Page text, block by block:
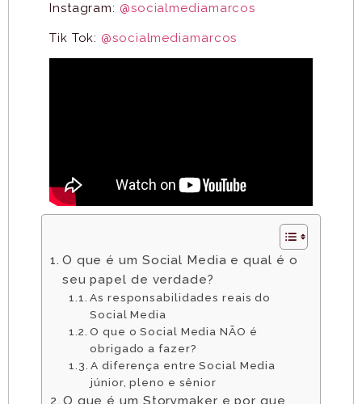
Instagram: @socialmediamarcos
Tik Tok: @socialmediamarcos
O que é um Social Media e qual é o
seu papel de verdade?
As responsabilidades reais do
Social Media
O que o Social Media NÃO é
obrigado a fazer?
A diferença entre Social Media
júnior, pleno e sênior